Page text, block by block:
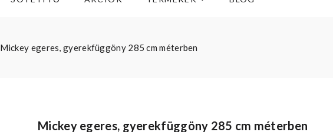
Mickey egeres, gyerekfüggöny 285 cm méterben
Mickey egeres, gyerekfüggöny 285 cm méterben